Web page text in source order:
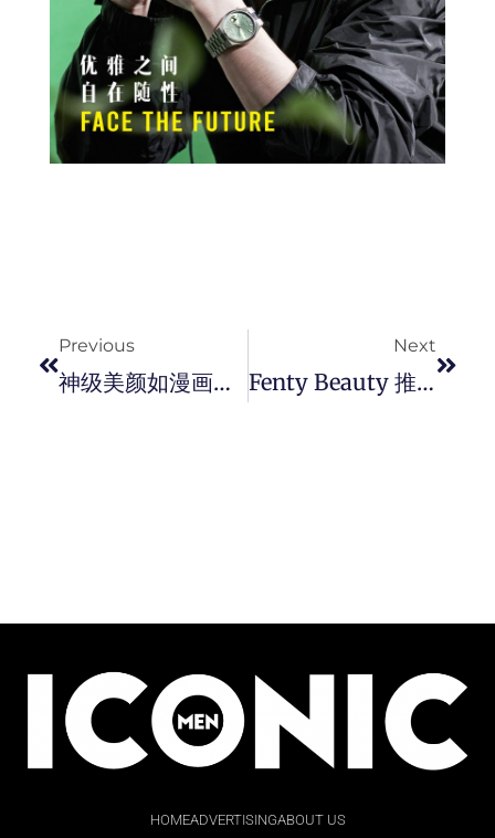
Previous
神级美颜如漫画跳出来！ 韩国健美选手 – 金在恩「 雕像外貌 + 腹肌 」爆红登热搜。
Next
Fenty Beauty 推出首支由 Rihanna 亲自设计的 Fenty Fragrance。
HOMEADVERTISINGABOUT US